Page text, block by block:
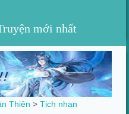
mới nhất
Thiên >‎Tịch nhan